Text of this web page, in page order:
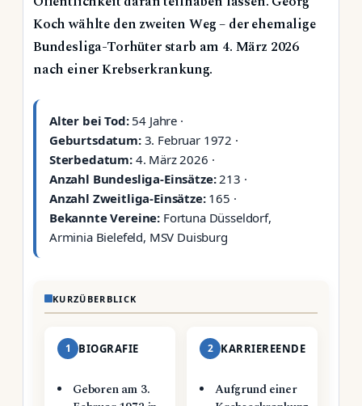
Koch wählte den zweiten Weg – der ehemalige
Bundesliga-Torhüter starb am 4. März 2026
nach einer Krebserkrankung.
Alter bei Tod:54 Jahre ·
Geburtsdatum:3. Februar 1972 ·
Sterbedatum:4. März 2026 ·
Anzahl Bundesliga-Einsätze:213 ·
Anzahl Zweitliga-Einsätze:165 ·
Bekannte Vereine: Fortuna Düsseldorf,
Arminia Bielefeld, MSV Duisburg
KURZÜBERBLICK
1 BIOGRAFIE
Geboren am 3.
2 KARRIEREENDE
Aufgrund einer